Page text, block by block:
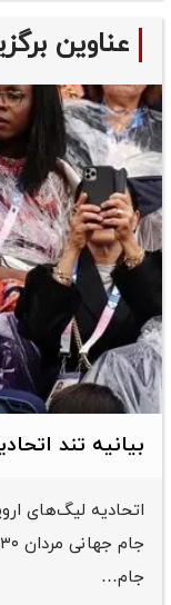
عناوین
بیانیه تند
اتحادیه لیگ‌های
جام…